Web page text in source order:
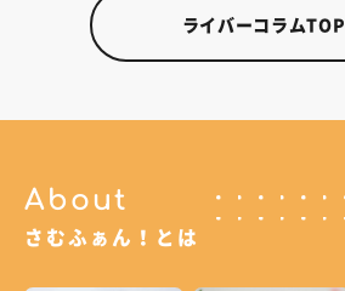
ライバーコラムTOP
About
さむふぁん！とは